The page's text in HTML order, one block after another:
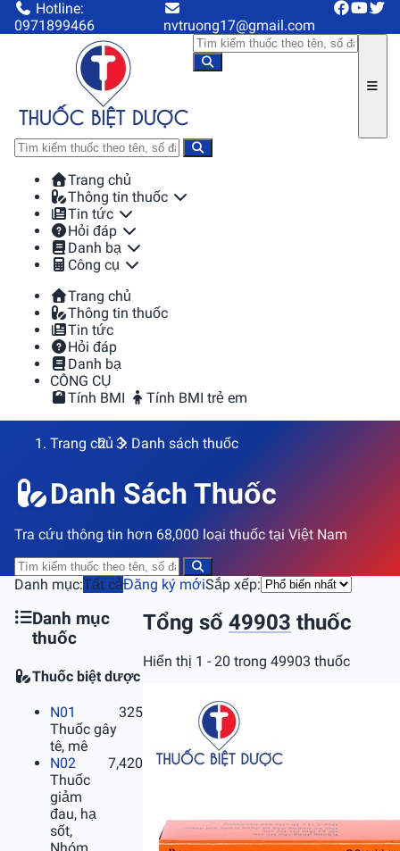
Hotline:
0971899466
nvtruong17@gmail.com
Trang chủ
Thông tin thuốc
Tin tức
Hỏi đáp
Danh bạ
Công cụ
Trang chủ
Thông tin thuốc
Tin tức
Hỏi đáp
Danh bạ
CÔNG CỤ
Tính BMI
Tính BMI trẻ em
Trang chủ Danh sách thuốc
Danh Sách Thuốc
Tra cứu thông tin hơn 68,000 loại thuốc tại Việt Nam
Danh mục:Tất cảĐăng ký mớiSắp xếp:
Danh mục
thuốc
Thuốc biệt dược
N01
Thuốc gây
tê, mê
325
N02
Thuốc
giảm
đau, hạ
sốt,
7,420
Tổng số 49903 thuốc
Hiển thị 1 - 20 trong 49903 thuốc